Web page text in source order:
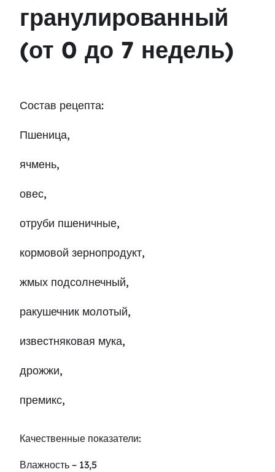
гранулированный
(от 0 до 7 недель)
Состав рецепта:
Пшеница,
ячмень,
овес,
отруби пшеничные,
кормовой зернопродукт,
жмых подсолнечный,
ракушечник молотый,
известняковая мука,
дрожжи,
премикс,
Качественные показатели:
Влажность – 13,5